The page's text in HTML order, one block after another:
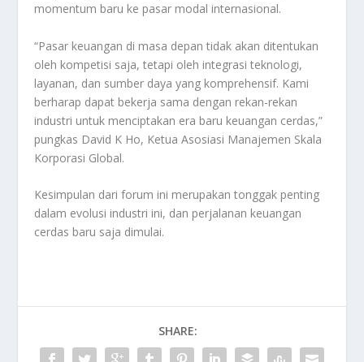
momentum baru ke pasar modal internasional.
“Pasar keuangan di masa depan tidak akan ditentukan
oleh kompetisi saja, tetapi oleh integrasi teknologi,
layanan, dan sumber daya yang komprehensif. Kami
berharap dapat bekerja sama dengan rekan-rekan
industri untuk menciptakan era baru keuangan cerdas,”
pungkas David K Ho, Ketua Asosiasi Manajemen Skala
Korporasi Global.
Kesimpulan dari forum ini merupakan tonggak penting
dalam evolusi industri ini, dan perjalanan keuangan
cerdas baru saja dimulai.
SHARE: